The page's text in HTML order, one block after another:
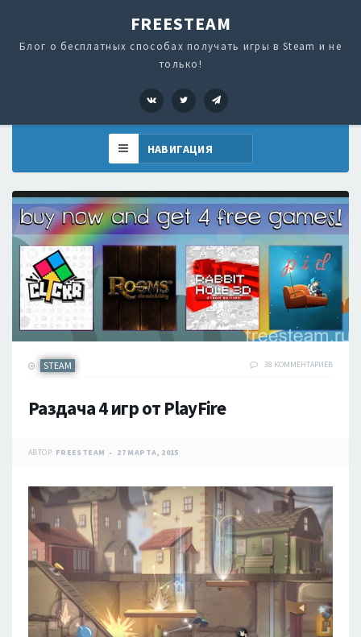
FREESTEAM
Блог о бесплатных способах получать игры в Steam и не
только!
VK Twitter
STEAM 38 КОММЕНТАРИЕВ
Раздача 4 игр от PlayFire
АВТОР: FREESTEAM 27 МАРТА, 2015